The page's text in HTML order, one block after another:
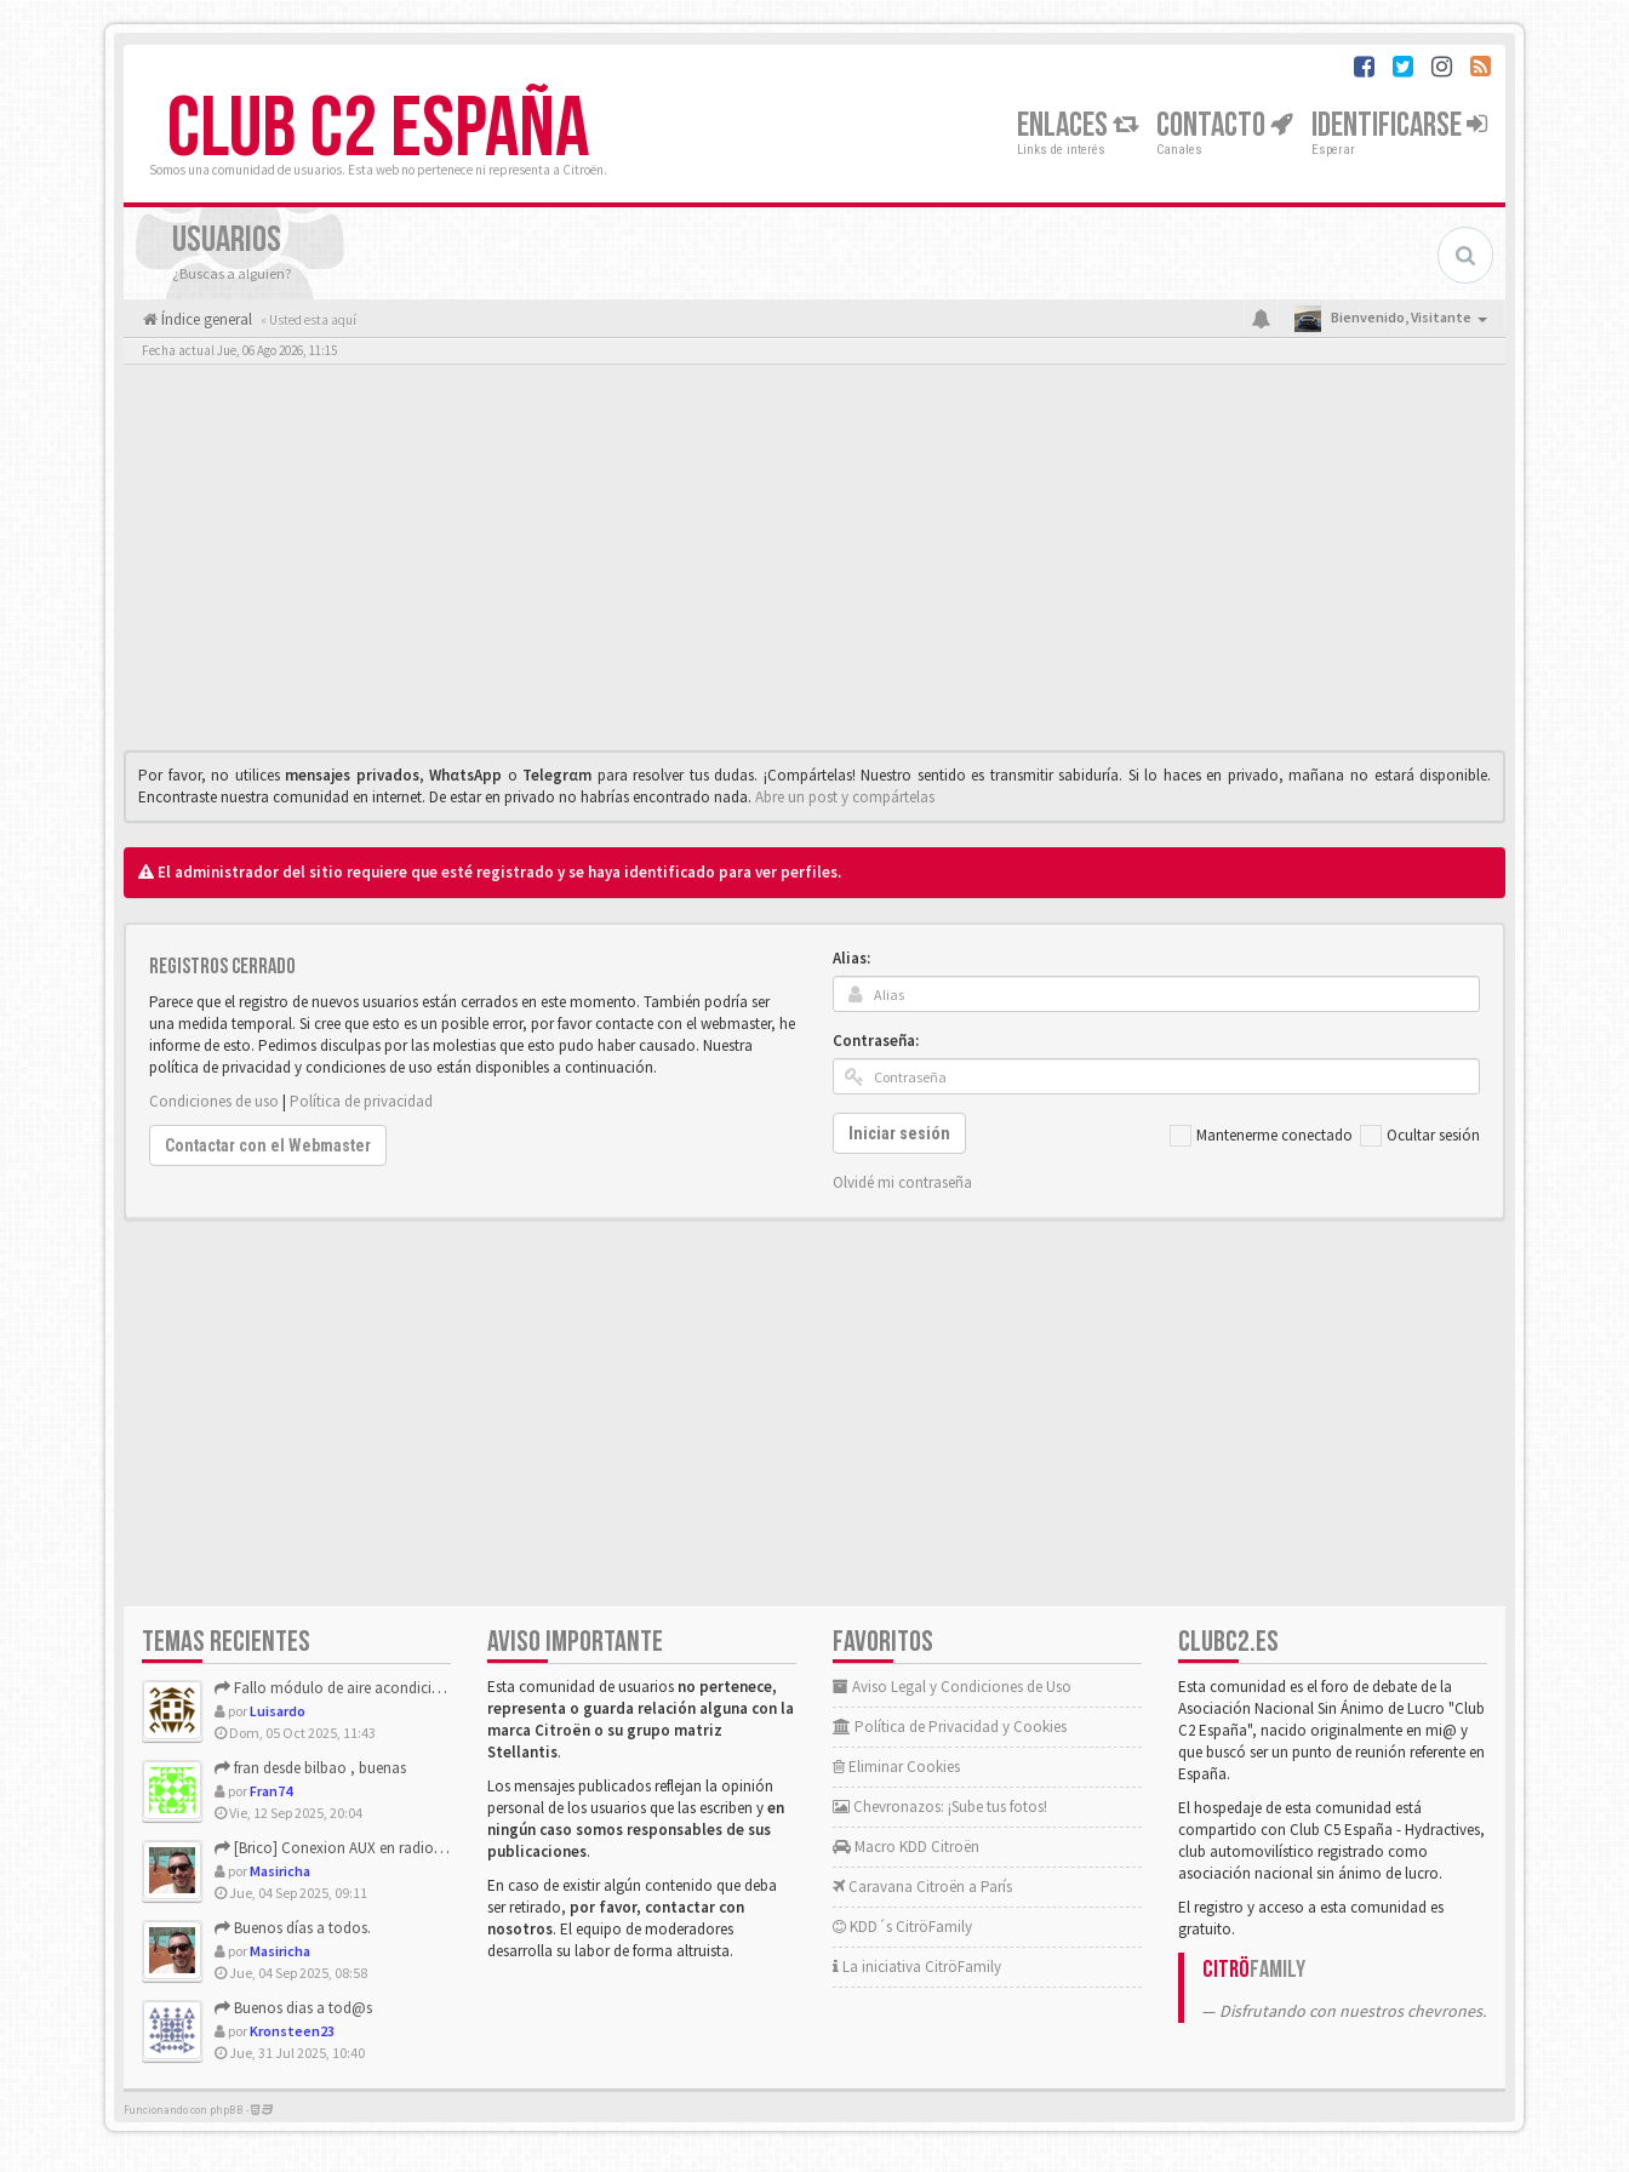
CLUB C2 ESPAÑA
Somos una comunidad de usuarios. Esta web no pertenece ni representa a Citroën.
ENLACES
Links de interés
CONTACTO
Canales
IDENTIFICARSE
Esperar
USUARIOS
¿Buscas a alguien?
Índice general « Usted esta aquí Bienvenido,Visitante
Fecha actual Jue, 06 Ago 2026, 11:15
Por favor, no utilices mensajes privados,WhαtsApp o Telegrαm para resolver tus dudas. ¡Compártelas! Nuestro sentido es transmitir sabiduría. Si lo haces en privado, mañana no estará disponible.
Encontraste nuestra comunidad en internet. De estar en privado no habrías encontrado nada. Abre un post y compártelas
El administrador del sitio requiere que esté registrado y se haya identificado para ver perfiles.
Registros cerrado
Parece que el registro de nuevos usuarios están cerrados en este momento. También podría ser
una medida temporal. Si cree que esto es un posible error, por favor contacte con el webmaster, he
informe de esto. Pedimos disculpas por las molestias que esto pudo haber causado. Nuestra
política de privacidad y condiciones de uso están disponibles a continuación.
Condiciones de uso | Política de privacidad
Contactar con el Webmaster
Alias:
Contraseña:
Mantenerme conectado Ocultar sesión
Iniciar sesión
Olvidé mi contraseña
TEMAS RECIENTES
Fallo módulo de aire acondicionado
porLuisardo
Dom, 05 Oct 2025, 11:43
fran desde bilbao , buenas
porFran74
Vie, 12 Sep 2025, 20:04
[Brico] Conexion AUX en radio de origen
porMasiricha
Jue, 04 Sep 2025, 09:11
Buenos días a todos.
porMasiricha
Jue, 04 Sep 2025, 08:58
Buenos dias a tod@s
porKronsteen23
Jue, 31 Jul 2025, 10:40
AVISO IMPORTANTE
Esta comunidad de usuarios no pertenece,
representa o guarda relación alguna con la
marca Citroën o su grupo matriz
Stellantis.
Los mensajes publicados reflejan la opinión
personal de los usuarios que las escriben yen
ningún caso somos responsables de sus
publicaciones.
En caso de existir algún contenido que deba
ser retirado, por favor, contactar con
nosotros. El equipo de moderadores
desarrolla su labor de forma altruista.
FAVORITOS
Aviso Legal y Condiciones de Uso
Política de Privacidad y Cookies
Eliminar Cookies
Chevronazos: ¡Sube tus fotos!
Macro KDD Citroën
Caravana Citroën a París
KDD´s CitröFamily
La iniciativa CitröFamily
CLUBC2.ES
Esta comunidad es el foro de debate de la
Asociación Nacional Sin Ánimo de Lucro "Club
C2 España", nacido originalmente en mi@ y
que buscó ser un punto de reunión referente en
España.
El hospedaje de esta comunidad está
compartido con Club C5 España - Hydractives,
club automovilístico registrado como
asociación nacional sin ánimo de lucro.
El registro y acceso a esta comunidad es
gratuito.
CitröFamily
Disfrutando con nuestros chevrones.
Funcionando con phpBB -